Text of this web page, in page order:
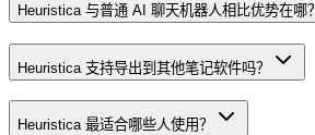
Heuristica 与普通 AI 聊天机器人相比优势在哪？
Heuristica 支持导出到其他笔记软件吗？
Heuristica 最适合哪些人使用？